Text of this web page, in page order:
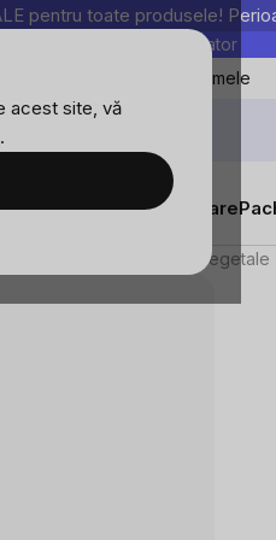
acest site, vă
.
pentru toate produsele!
sunt testate în laborator
Favoritele mele
Suplimente alimentare
500 mg, 100 capsule vegetale
Discuție